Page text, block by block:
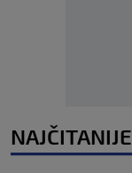
NAJČITANIJE